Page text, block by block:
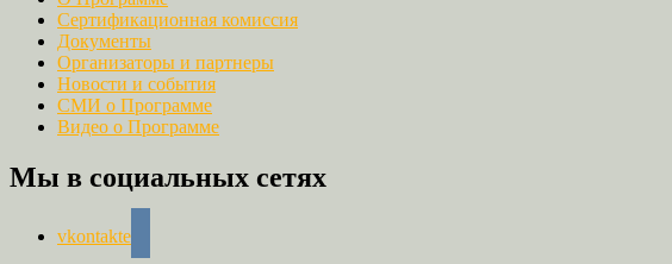
Сертификационная комиссия
Документы
Организаторы и партнеры
Новости и события
СМИ о Программе
Видео о Программе
Мы в социальных сетях
vkontakte